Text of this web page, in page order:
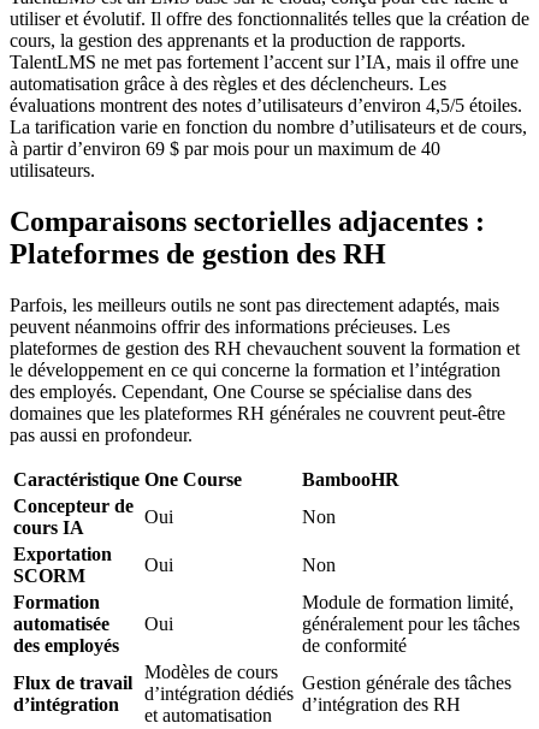
utiliser et évolutif. Il offre des fonctionnalités telles que la création de
cours, la gestion des apprenants et la production de rapports.
TalentLMS ne met pas fortement l’accent sur l’IA, mais il offre une
automatisation grâce à des règles et des déclencheurs. Les
évaluations montrent des notes d’utilisateurs d’environ 4,5/5 étoiles.
La tarification varie en fonction du nombre d’utilisateurs et de cours,
à partir d’environ 69 $ par mois pour un maximum de 40
utilisateurs.
Comparaisons sectorielles adjacentes :
Plateformes de gestion des RH
Parfois, les meilleurs outils ne sont pas directement adaptés, mais
peuvent néanmoins offrir des informations précieuses. Les
plateformes de gestion des RH chevauchent souvent la formation et
le développement en ce qui concerne la formation et l’intégration
des employés. Cependant, One Course se spécialise dans des
domaines que les plateformes RH générales ne couvrent peut-être
pas aussi en profondeur.
Caractéristique One Course
BambooHR
Concepteur de
cours IA
Oui
Non
Exportation
SCORM
Oui
Non
Formation
automatisée
des employés
Oui
Module de formation limité,
généralement pour les tâches
de conformité
Flux de travail
d’intégration
Modèles de cours
d’intégration dédiés
et automatisation
Gestion générale des tâches
d’intégration des RH